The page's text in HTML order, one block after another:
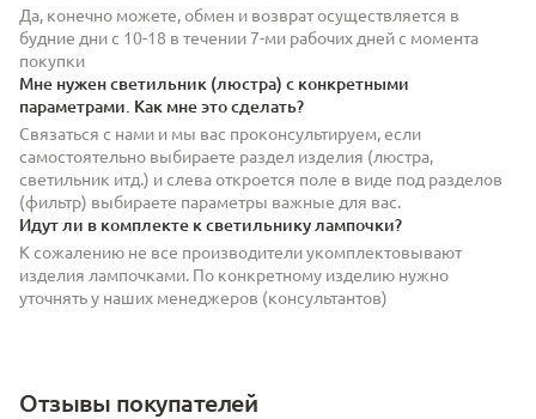
Да, конечно можете, обмен и возврат осуществляется в
будние дни с 10-18 в течении 7-ми рабочих дней с момента
покупки
Мне нужен светильник (люстра) с конкретными
параметрами. Как мне это сделать?
Связаться с нами и мы вас проконсультируем, если
самостоятельно выбираете раздел изделия (люстра,
светильник итд.) и слева откроется поле в виде под разделов
(фильтр) выбираете параметры важные для вас.
Идут ли в комплекте к светильнику лампочки?
К сожалению не все производители укомплектовывают
изделия лампочками. По конкретному изделию нужно
уточнять у наших менеджеров (консультантов)
Отзывы покупателей